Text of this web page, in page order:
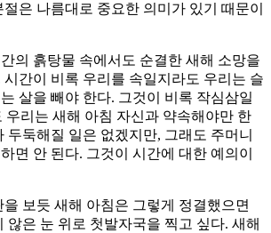
은 나름대로 중요한 의미가 있기 때문이
의 흙탕물 속에서도 순결한 새해 소망을
간이 비록 우리를 속일지라도 우리는 슬
살을 빼야 한다. 그것이 비록 작심삼일
우리는 새해 아침 자신과 약속해야만 한
두둑해질 일은 없겠지만, 그래도 주머니
면 안 된다. 그것이 시간에 대한 예의이
보듯 새해 아침은 그렇게 정결했으면
않은 눈 위로 첫발자국을 찍고 싶다. 새해